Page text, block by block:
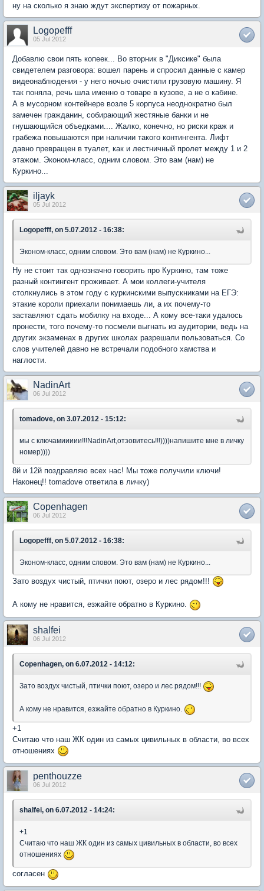
ну на сколько я знаю ждут экспертизу от пожарных.
Logopefff
05 Jul 2012
Добавлю свои пять копеек... Во вторник в "Диксике" была
свидетелем разговора: вошел парень и спросил данные с камер
видеонаблюдения - у него ночью очистили грузовую машину. Я
так поняла, речь шла именно о товаре в кузове, а не о кабине.
А в мусорном контейнере возле 5 корпуса неоднократно был
замечен гражданин, собирающий жестяные банки и не
гнушающийся объедками.... Жалко, конечно, но риски краж и
грабежа повышаются при наличии такого контингента. Лифт
давно превращен в туалет, как и лестничный пролет между 1 и 2
этажом. Эконом-класс, одним словом. Это вам (нам) не
Куркино...
iljayk
05 Jul 2012
Logopefff, on 5.07.2012 - 16:38:
Эконом-класс, одним словом. Это вам (нам) не Куркино...
Ну не стоит так однозначно говорить про Куркино, там тоже
разный контингент проживает. А мои коллеги-учителя
столкнулись в этом году с куркинскими выпускниками на ЕГЭ:
этакие короли приехали понимаешь ли, а их почему-то
заставляют сдать мобилку на входе... А кому все-таки удалось
пронести, того почему-то посмели выгнать из аудитории, ведь на
других экзаменах в других школах разрешали пользоваться. Со
слов учителей давно не встречали подобного хамства и
наглости.
NadinArt
06 Jul 2012
tomadove, on 3.07.2012 - 15:12:
мы с ключамиииии!!!NadinArt,отзовитесь!!!))))напишите мне в личку
номер))))
8й и 12й поздравляю всех нас! Мы тоже получили ключи!
Наконец!! tomadove ответила в личку)
Copenhagen
06 Jul 2012
Logopefff, on 5.07.2012 - 16:38:
Эконом-класс, одним словом. Это вам (нам) не Куркино...
Зато воздух чистый, птички поют, озеро и лес рядом!!!
А кому не нравится, езжайте обратно в Куркино.
shalfei
06 Jul 2012
Copenhagen, on 6.07.2012 - 14:12:
Зато воздух чистый, птички поют, озеро и лес рядом!!!
А кому не нравится, езжайте обратно в Куркино.
+1
Считаю что наш ЖК один из самых цивильных в области, во всех
отношениях
penthouzze
06 Jul 2012
shalfei, on 6.07.2012 - 14:24:
+1
Считаю что наш ЖК один из самых цивильных в области, во всех
отношениях
согласен